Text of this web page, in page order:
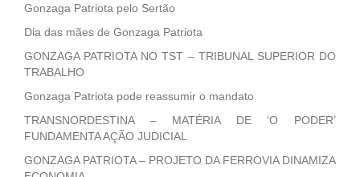
Gonzaga Patriota pelo Sertão
Dia das mães de Gonzaga Patriota
GONZAGA PATRIOTA NO TST – TRIBUNAL SUPERIOR DO
TRABALHO
Gonzaga Patriota pode reassumir o mandato
TRANSNORDESTINA – MATÉRIA DE ‘O PODER’
FUNDAMENTA AÇÃO JUDICIAL
GONZAGA PATRIOTA – PROJETO DA FERROVIA DINAMIZA